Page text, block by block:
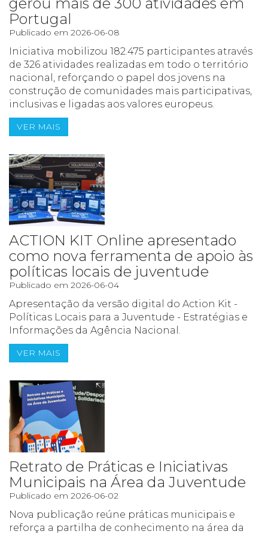
Portugal
Publicado em 2026-06-08
Iniciativa mobilizou 182.475 participantes através
de 326 atividades realizadas em todo o território
nacional, reforçando o papel dos jovens na
construção de comunidades mais participativas,
inclusivas e ligadas aos valores europeus.
VER MAIS
ACTION KIT Online apresentado
como nova ferramenta de apoio às
políticas locais de juventude
Publicado em 2026-06-04
Apresentação da versão digital do Action Kit -
Políticas Locais para a Juventude - Estratégias e
Informações da Agência Nacional.
VER MAIS
Retrato de Práticas e Iniciativas
Municipais na Área da Juventude
Publicado em 2026-06-02
Nova publicação reúne práticas municipais e
reforça a partilha de conhecimento na área da